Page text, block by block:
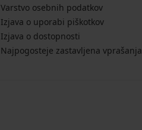
Varstvo osebnih podatkov
Izjava o uporabi piškotkov
Izjava o dostopnosti
Najpogosteje zastavljena vprašanja